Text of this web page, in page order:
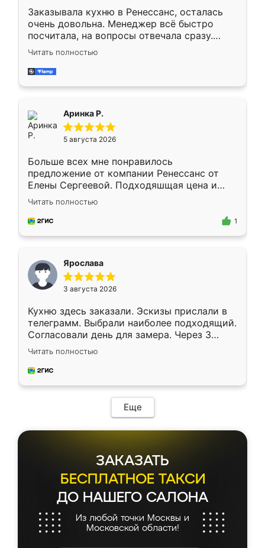
Заказывала кухню в Ренессанс, осталась
очень довольна. Менеджер всё быстро
посчитала, на вопросы отвечала сразу.
Замерщик приехал в субботу, подошёл к
делу со всей ответственностью. Собрали
за день, ребята работали аккуратно, даже
Читать полностью
Аринка Р.
5 августа 2026
Больше всех мне понравилось
предложение от компании Ренессанс от
Елены Сергеевой. Подходяшщая цена и
короткие сроки изготовления. Приехавший
для замера сотрудник Владислав
предложил по моему эскизу самый
Читать полностью
1
Ярослава
3 августа 2026
Кухню здесь заказали. Эскизы прислали в
телеграмм. Выбрали наиболее подходящий.
Согласовали день для замера. Через 3
недели кухня была уже готова. Остались
довольны работой. Спасибо Ренессанс
мебель за качественную работу!
Читать полностью
Еще
ЗАКАЗАТЬ
БЕСПЛАТНОЕ ТАКСИ
ДО НАШЕГО САЛОНА
Из любой точки Москвы и
Московской области!